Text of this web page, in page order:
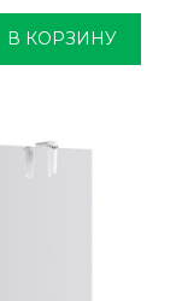
В КОРЗИНУ